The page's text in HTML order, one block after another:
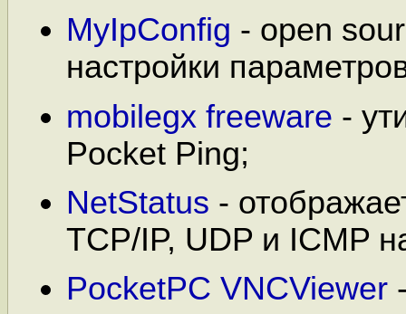
MyIpConfig - open
настройки
mobilegx freeware -
Pocket Ping;
NetStatus -
TCP/IP, UDP и ICMP
PocketPC VNCViewer